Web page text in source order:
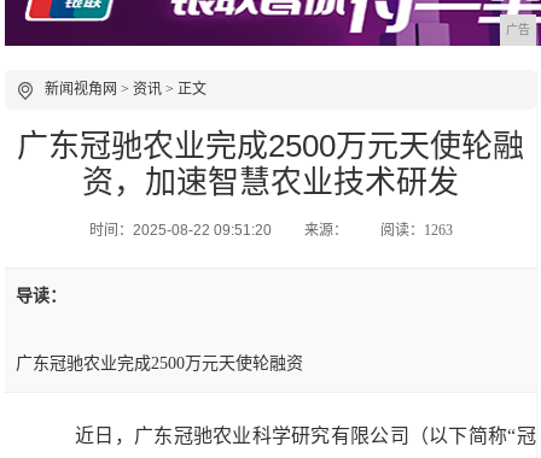
广告
新闻视角网 >资讯 > 正文
广东冠驰农业完成2500万元天使轮融
资，加速智慧农业技术研发
时间：2025-08-22 09:51:20 来源： 阅读：1263
导读：
广东冠驰农业完成2500万元天使轮融资
近日，广东冠驰农业科学研究有限公司（以下简称“冠